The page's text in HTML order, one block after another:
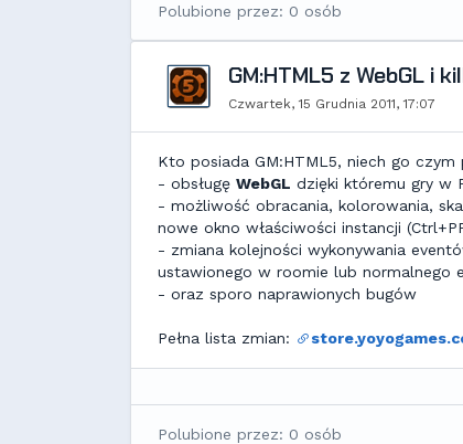
Polubione przez: 0 osób
GM:HTML5 z WebGL i
Czwartek, 15 Grudnia 2011, 17:07
Kto posiada GM:HTML5, niech go
- obsługę WebGL dzięki któremu gry w
- możliwość obracania, kolorowania,
nowe okno właściwości instancji
- zmiana kolejności wykonywania
ustawionego w roomie lub normalnego
- oraz sporo naprawionych bugów
Pełna lista zmian:
Polubione przez: 0 osób